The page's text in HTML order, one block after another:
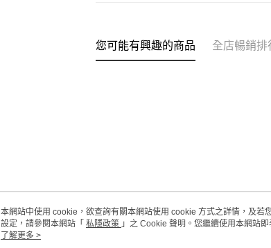
您可能有興趣的商品 全店暢銷排
關於我們
本網站中使用 cookie，欲查詢有關本網站使用 cookie 方式之詳情，及
設定，請參閱本網站「 私隱政策 」之 Cookie 聲明。您繼續使用本網站
用 cookie。
了解更多 >